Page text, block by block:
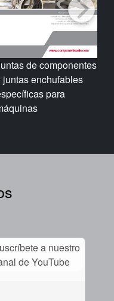
de componentes
juntas enchufables
para
a nuestro
de YouTube